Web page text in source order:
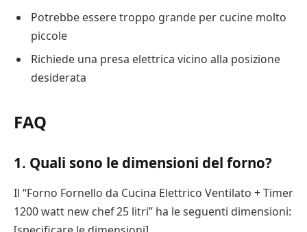
Potrebbe essere troppo grande per cucine molto
piccole
Richiede una presa elettrica vicino alla posizione
desiderata
FAQ
1. Quali sono le dimensioni del forno?
Il “Forno Fornello da Cucina Elettrico Ventilato + Timer
1200 watt new chef 25 litri” ha le seguenti dimensioni: